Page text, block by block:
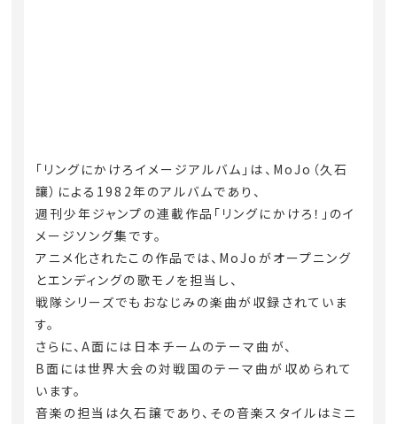
「リングにかけろイメージアルバム」は、MoJo（久石
讓）による1982年のアルバムであり、
週刊少年ジャンプの連載作品「リングにかけろ！」のイ
メージソング集です。
アニメ化されたこの作品では、MoJoがオープニング
とエンディングの歌モノを担当し、
戦隊シリーズでもおなじみの楽曲が収録されていま
す。
さらに、A面には日本チームのテーマ曲が、
B面には世界大会の対戦国のテーマ曲が収められて
います。
音楽の担当は久石譲であり、その音楽スタイルはミニ